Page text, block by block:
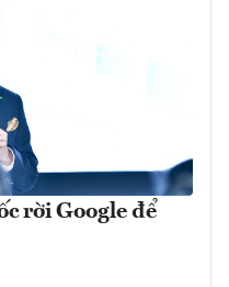
rời Google để